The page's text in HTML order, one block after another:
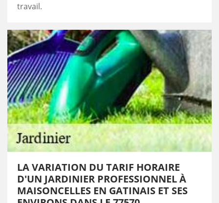
travail.
LA VARIATION DU TARIF HORAIRE
D'UN JARDINIER PROFESSIONNEL À
MAISONCELLES EN GATINAIS ET SES